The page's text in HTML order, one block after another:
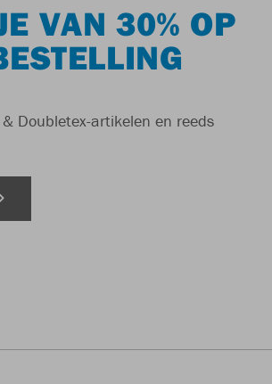
VAN 30% OP
Doubletex-artikelen en reeds